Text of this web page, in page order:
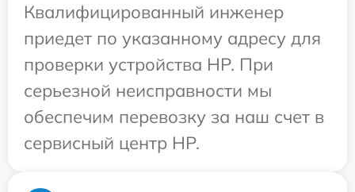
Квалифицированный инженер
приедет по указанному адресу для
проверки устройства HP. При
серьезной неисправности мы
обеспечим перевозку за наш счет в
сервисный центр HP.